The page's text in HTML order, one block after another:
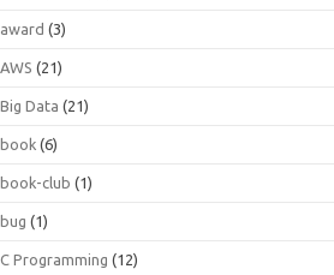
award (3)
AWS (21)
Big Data (21)
book (6)
book-club (1)
bug (1)
C Programming (12)